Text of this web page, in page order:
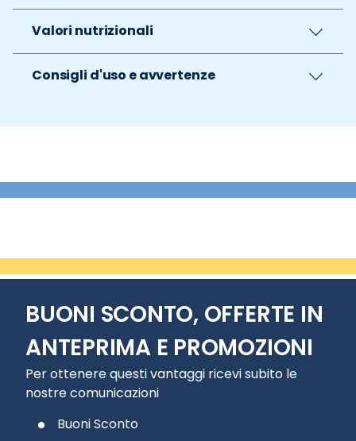
Valori nutrizionali
Consigli d'uso e avvertenze
BUONI SCONTO, OFFERTE IN
ANTEPRIMA E PROMOZIONI
Per ottenere questi vantaggi ricevi subito le
nostre comunicazioni
Buoni Sconto